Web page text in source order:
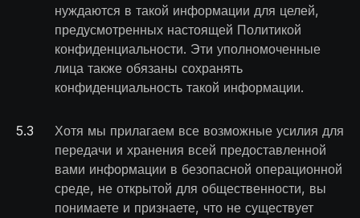
нуждаются в такой информации для целей,
предусмотренных настоящей Политикой
конфиденциальности. Эти уполномоченные
лица также обязаны сохранять
конфиденциальность такой информации.
5.3
Хотя мы прилагаем все возможные усилия для
передачи и хранения всей предоставленной
вами информации в безопасной операционной
среде, не открытой для общественности, вы
понимаете и признаете, что не существует